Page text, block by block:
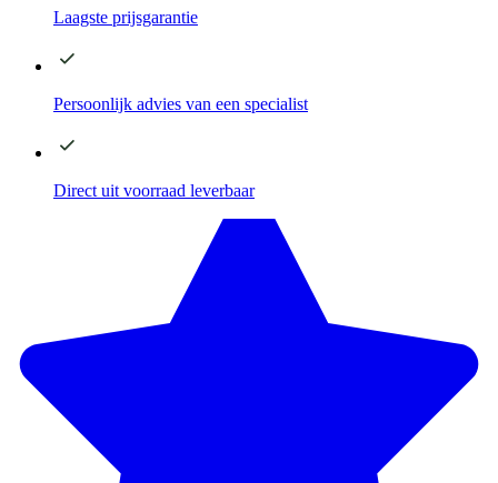
Laagste prijsgarantie
Persoonlijk advies van een specialist
Direct uit voorraad leverbaar